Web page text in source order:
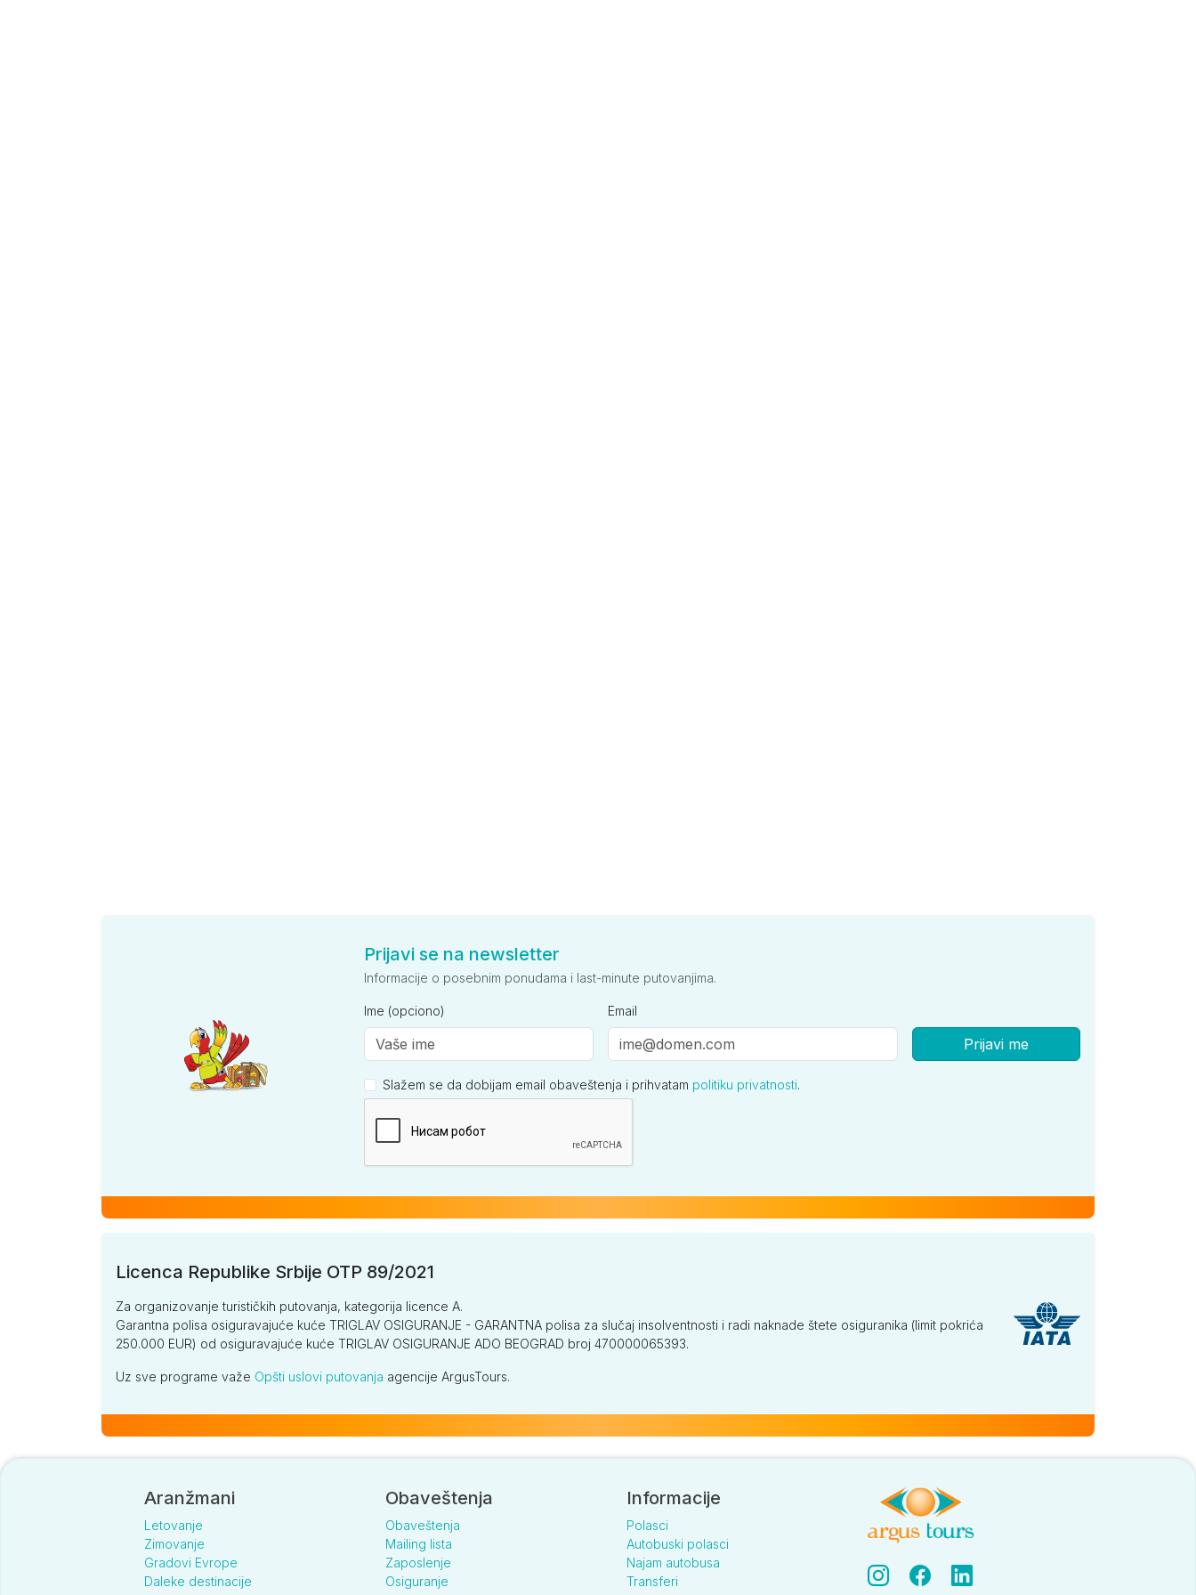
Prijavi se na newsletter
Informacije o posebnim ponudama i last-minute putovanjima.
Ime (opciono) Email
Prijavi me
Slažem se da dobijam email obaveštenja i prihvatam politiku privatnosti.
Licenca Republike Srbije OTP 89/2021
Za organizovanje turističkih putovanja, kategorija licence A.
Garantna polisa osiguravajuće kuće TRIGLAV OSIGURANJE - GARANTNA polisa za slučaj insolventnosti i radi naknade štete osiguranika (limit pokrića
250.000 EUR) od osiguravajuće kuće TRIGLAV OSIGURANJE ADO BEOGRAD broj 470000065393.
Uz sve programe važe Opšti uslovi putovanja agencije ArgusTours.
Aranžmani
Letovanje
Zimovanje
Gradovi Evrope
Daleke destinacije
Obaveštenja
Obaveštenja
Mailing lista
Zaposlenje
Osiguranje
Informacije
Polasci
Autobuski polasci
Najam autobusa
Transferi